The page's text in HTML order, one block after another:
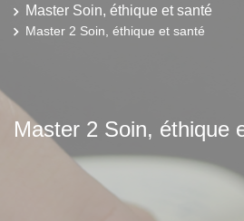
Master Soin, éthique et santé
Master 2 Soin, éthique et santé
Master 2 Soin, éthique